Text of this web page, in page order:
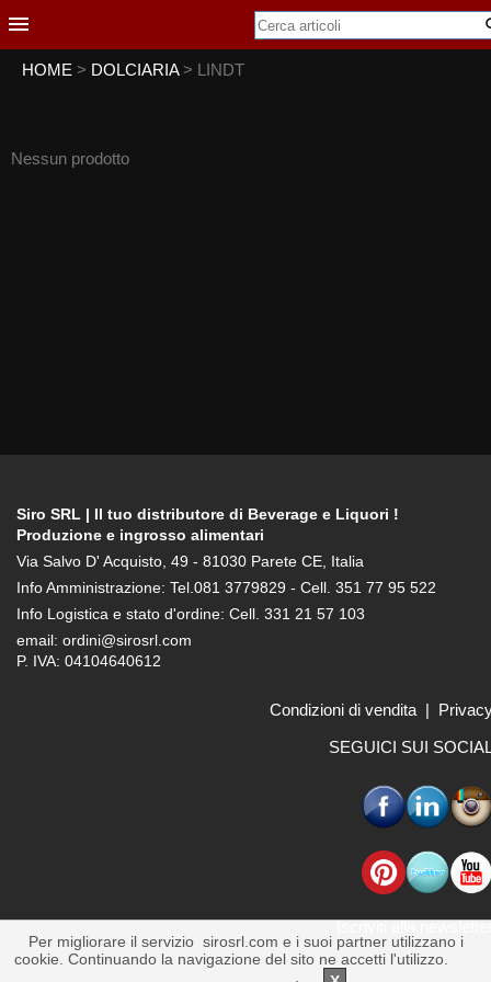
Per migliorare il servizio sirosrl.com e i suoi partner utilizzano i
cookie. Continuando la navigazione del sito ne accetti l'utilizzo.
HOME > DOLCIARIA> LINDT
Nessun prodotto
Siro SRL | Il tuo distributore di Beverage e Liquori !
Produzione e ingrosso alimentari
Via Salvo D' Acquisto, 49 - 81030 Parete CE, Italia
Info Amministrazione: Tel.081 3779829 - Cell. 351 77 95 522
Info Logistica e stato d'ordine: Cell. 331 21 57 103
email: ordini@sirosrl.com
P. IVA: 04104640612
Condizioni di vendita |
SEGUICI SUI
Iscriviti alla